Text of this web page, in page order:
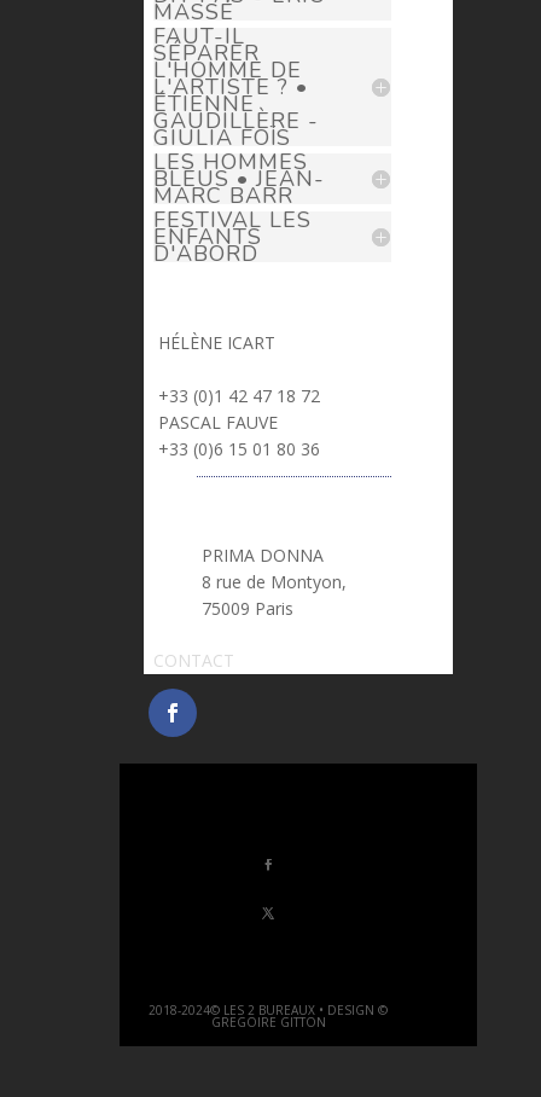
MASSÉ
FAUT-IL
SÉPARER
L'HOMME DE
L'ARTISTE ? •
ÉTIENNE
GAUDILLÈRE -
GIULIA FOÏS
LES HOMMES
BLEUS • JEAN-
MARC BARR
FESTIVAL LES
ENFANTS
D'ABORD
HÉLÈNE ICART
> helene.icart@prima-donna.fr
+33 (0)1 42 47 18 72
PASCAL FAUVE
> pascal.fauve@prima-donna.fr
+33 (0)6 15 01 80 36
PRIMA DONNA
8 rue de Montyon,
75009 Paris
CONTACT
2018-2024© LES 2 BUREAUX • DESIGN ©
GREGOIRE GITTON